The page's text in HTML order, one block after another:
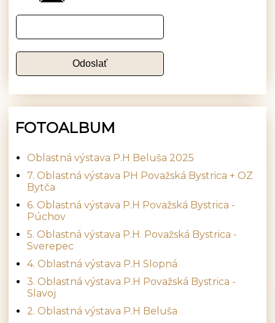
FOTOALBUM
Oblastná výstava P.H Beluša 2025
7. Oblastná výstava PH Považská Bystrica + OZ
Bytča
6. Oblastná výstava P.H Považská Bystrica -
Púchov
5. Oblastná výstava P.H. Považská Bystrica -
Sverepec
4. Oblastná výstava P.H Slopná
3. Oblastná výstava P.H Považská Bystrica -
Slavoj
2. Oblastná výstava P.H Beluša